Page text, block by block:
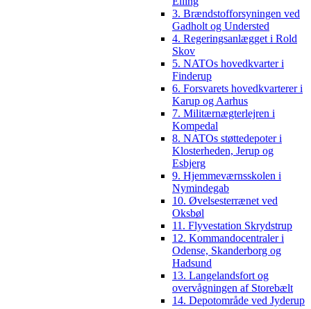
3. Brændstofforsyningen ved
Gadholt og Understed
4. Regeringsanlægget i Rold
Skov
5. NATOs hovedkvarter i
Finderup
6. Forsvarets hovedkvarterer i
Karup og Aarhus
7. Militærnægterlejren i
Kompedal
8. NATOs støttedepoter i
Klosterheden, Jerup og
Esbjerg
9. Hjemmeværnsskolen i
Nymindegab
10. Øvelsesterrænet ved
Oksbøl
11. Flyvestation Skrydstrup
12. Kommandocentraler i
Odense, Skanderborg og
Hadsund
13. Langelandsfort og
overvågningen af Storebælt
14. Depotområde ved Jyderup